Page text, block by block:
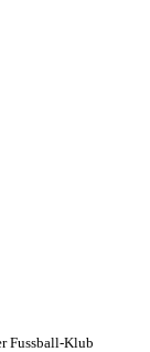
Fussball-Klub